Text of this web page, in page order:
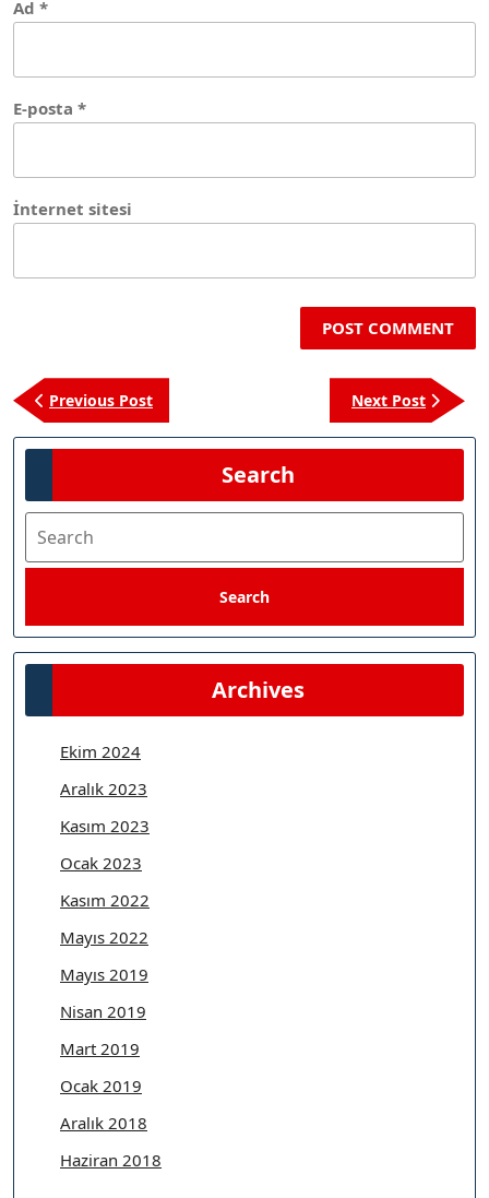
Ad *
E-posta *
İnternet sitesi
Yazı
gezinmesi
Previous PostPrevious
Post
Next Post
Next
Post
Search
Search
Archives
Ekim 2024
Aralık 2023
Kasım 2023
Ocak 2023
Kasım 2022
Mayıs 2022
Mayıs 2019
Nisan 2019
Mart 2019
Ocak 2019
Aralık 2018
Haziran 2018